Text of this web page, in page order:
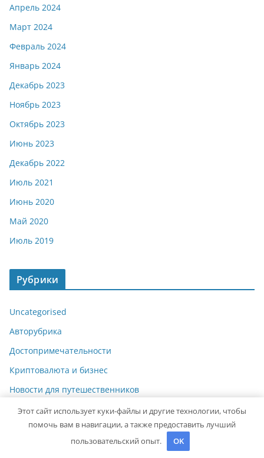
Апрель 2024
Март 2024
Февраль 2024
Январь 2024
Декабрь 2023
Ноябрь 2023
Октябрь 2023
Июнь 2023
Декабрь 2022
Июль 2021
Июнь 2020
Май 2020
Июль 2019
Рубрики
Uncategorised
Авторубрика
Достопримечательности
Криптовалюта и бизнес
Новости для путешественников
Новости плюс
Питаемся в путешествии
Полезные советы
Этот сайт использует куки-файлы и другие технологии, чтобы
помочь вам в навигации, а также предоставить лучший
пользовательский опыт.
OK